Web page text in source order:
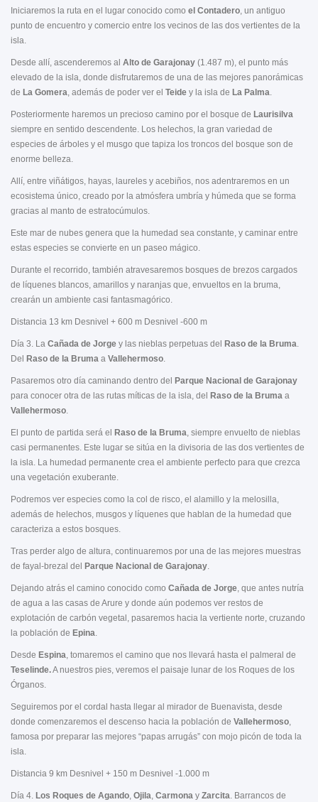
Iniciaremos la ruta en el lugar conocido como el Contadero, un antiguo
punto de encuentro y comercio entre los vecinos de las dos vertientes de la
isla.
Desde allí, ascenderemos al Alto de Garajonay (1.487 m), el punto más
elevado de la isla, donde disfrutaremos de una de las mejores panorámicas
de La Gomera, además de poder ver el Teide y la isla de La Palma.
Posteriormente haremos un precioso camino por el bosque de Laurisilva
siempre en sentido descendente. Los helechos, la gran variedad de
especies de árboles y el musgo que tapiza los troncos del bosque son de
enorme belleza.
Allí, entre viñátigos, hayas, laureles y acebiños, nos adentraremos en un
ecosistema único, creado por la atmósfera umbría y húmeda que se forma
gracias al manto de estratocúmulos.
Este mar de nubes genera que la humedad sea constante, y caminar entre
estas especies se convierte en un paseo mágico.
Durante el recorrido, también atravesaremos bosques de brezos cargados
de líquenes blancos, amarillos y naranjas que, envueltos en la bruma,
crearán un ambiente casi fantasmagórico.
Distancia 13 km Desnivel + 600 m Desnivel -600 m
Día 3. La Cañada de Jorge y las nieblas perpetuas del Raso de la Bruma.
Del
Raso de la Bruma a Vallehermoso.
Pasaremos otro día caminando dentro del
Parque Nacional de Garajonay
para conocer otra de las rutas míticas de la isla, del
Raso de la Bruma a
Vallehermoso.
El punto de partida será el Raso de la Bruma, siempre envuelto de nieblas
casi permanentes. Este lugar se sitúa en la divisoria de las dos vertientes de
la isla. La humedad permanente crea el ambiente perfecto para que crezca
una vegetación exuberante.
Podremos ver especies como la col de risco, el alamillo y la melosilla,
además de helechos, musgos y líquenes que hablan de la humedad que
caracteriza a estos bosques.
Tras perder algo de altura, continuaremos por una de las mejores muestras
de fayal-brezal del
Parque Nacional de Garajonay.
Dejando atrás el camino conocido como Cañada de Jorge, que antes nutría
de agua a las casas de Arure y donde aún podemos ver restos de
explotación de carbón vegetal, pasaremos hacia la vertiente norte, cruzando
la población de Epina.
Desde Espina, tomaremos el camino que nos llevará hasta el palmeral de
Teselinde.A nuestros pies, veremos el paisaje lunar de los Roques de los
Órganos.
Seguiremos por el cordal hasta llegar al mirador de Buenavista, desde
donde comenzaremos el descenso hacia la población de Vallehermoso,
famosa por preparar las mejores “papas arrugás” con mojo picón de toda la
isla.
Distancia 9 km Desnivel + 150 m Desnivel -1.000 m
Día 4. Los Roques de Agando, Ojila, Carmona y Zarcita. Barrancos de